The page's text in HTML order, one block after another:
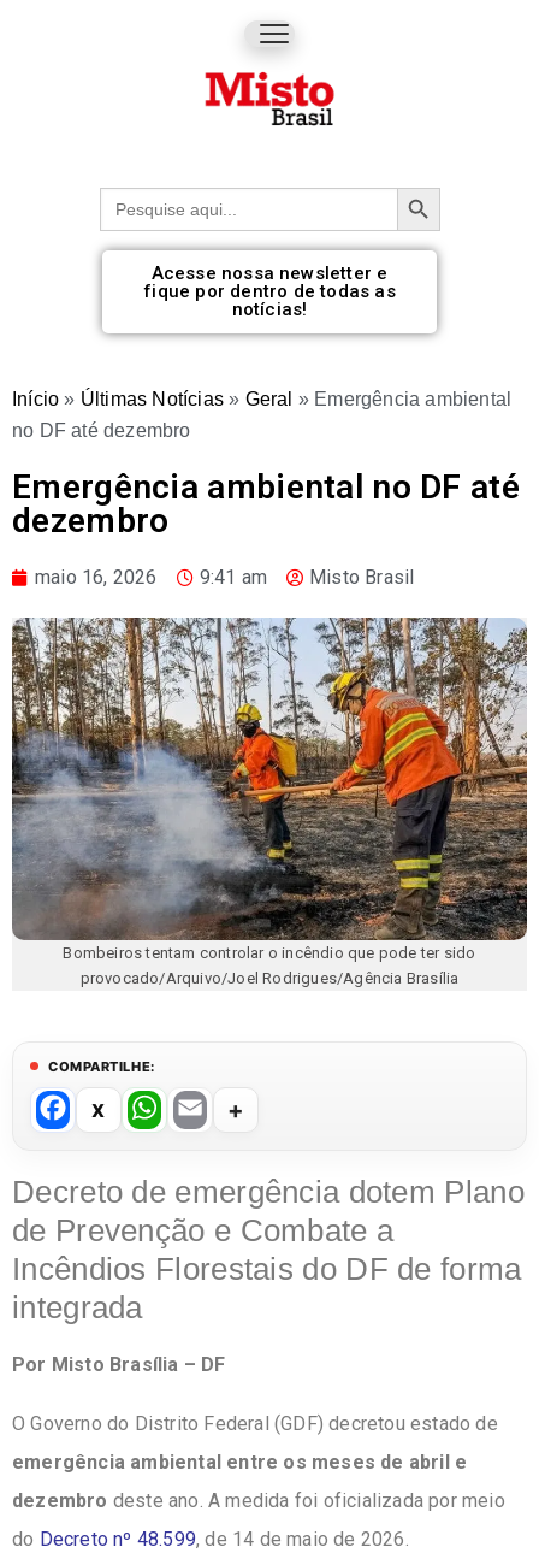
Procurar: Botão de pesquisa
Acesse nossa newsletter e
fique por dentro de todas as
notícias!
Início » Últimas Notícias » Geral » Emergência ambiental
no DF até dezembro
Emergência ambiental no DF até
dezembro
maio 16, 2026 9:41 am Misto Brasil
Bombeiros tentam controlar o incêndio que pode ter sido
provocado/Arquivo/Joel Rodrigues/Agência Brasília
COMPARTILHE:
F
a
c
e
b
o
k
W
h
at
s
A
p
E
ail
Decreto de emergência dotem Plano
de Prevenção e Combate a
Incêndios Florestais do DF de forma
integrada
Por Misto Brasília – DF
O Governo do Distrito Federal (GDF) decretou estado de
emergência ambiental entre os meses de abril e
dezembro deste ano. A medida foi oficializada por meio
do Decreto nº 48.599, de 14 de maio de 2026.